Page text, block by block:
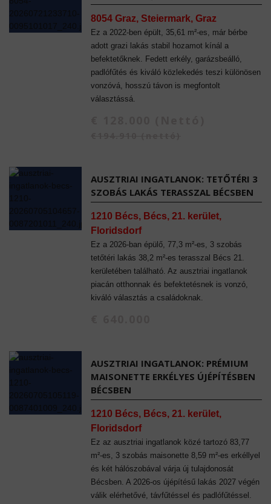
8054 Graz, Steiermark, Graz
Ez a 2022-ben épült, 35,61 m²-es, már bérbe
adott grazi lakás stabil hozamot kínál a
befektetőknek. Fedett erkély, garázsbeálló,
padlófűtés és kiváló közlekedés teszi különösen
vonzóvá, hosszú távon is megfontolt
választássá.
AUSZTRIAI INGATLANOK: TETŐTÉRI 3
SZOBÁS LAKÁS TERASSZAL BÉCSBEN
1210 Bécs, Bécs, 21. kerület,
Floridsdorf
Ez a 2026-ban épülő, 77,3 m²-es, 3 szobás
tetőtéri lakás 38,2 m²-es terasszal Bécs 21.
kerületében található. Az ausztriai ingatlanok
piacán otthonnak és befektetésnek is vonzó,
kiváló választás a családoknak.
AUSZTRIAI INGATLANOK: PRÉMIUM
MAISONETTE ERKÉLYES ÚJÉPÍTÉSBEN
BÉCSBEN
1210 Bécs, Bécs, 21. kerület,
Floridsdorf
Ez az ausztriai ingatlanok közé tartozó 83,77
m²-es, 3 szobás maisonette 8,59 m²-es erkéllyel
és két hálószobával várja új tulajdonosát
Bécsben. A 2026-os újépítésű lakás 2027 végén
válik elérhetővé, távfűtéssel és padlófűtéssel.